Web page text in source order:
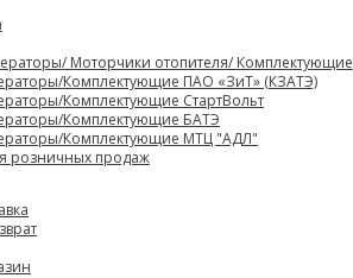
Моторчики отопителя/ Комплектующие
Комплектующие ПАО «ЗиТ» (КЗАТЭ)
Комплектующие СтартВольт
Комплектующие БАТЭ
Комплектующие МТЦ "АДЛ"
розничных продаж